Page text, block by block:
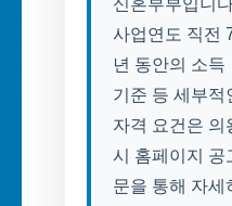
신혼부부입니
사업연도 직전
년 동안의 소득
기준 등 세부적
자격 요건은 의
시 홈페이지 공
문을 통해 자세